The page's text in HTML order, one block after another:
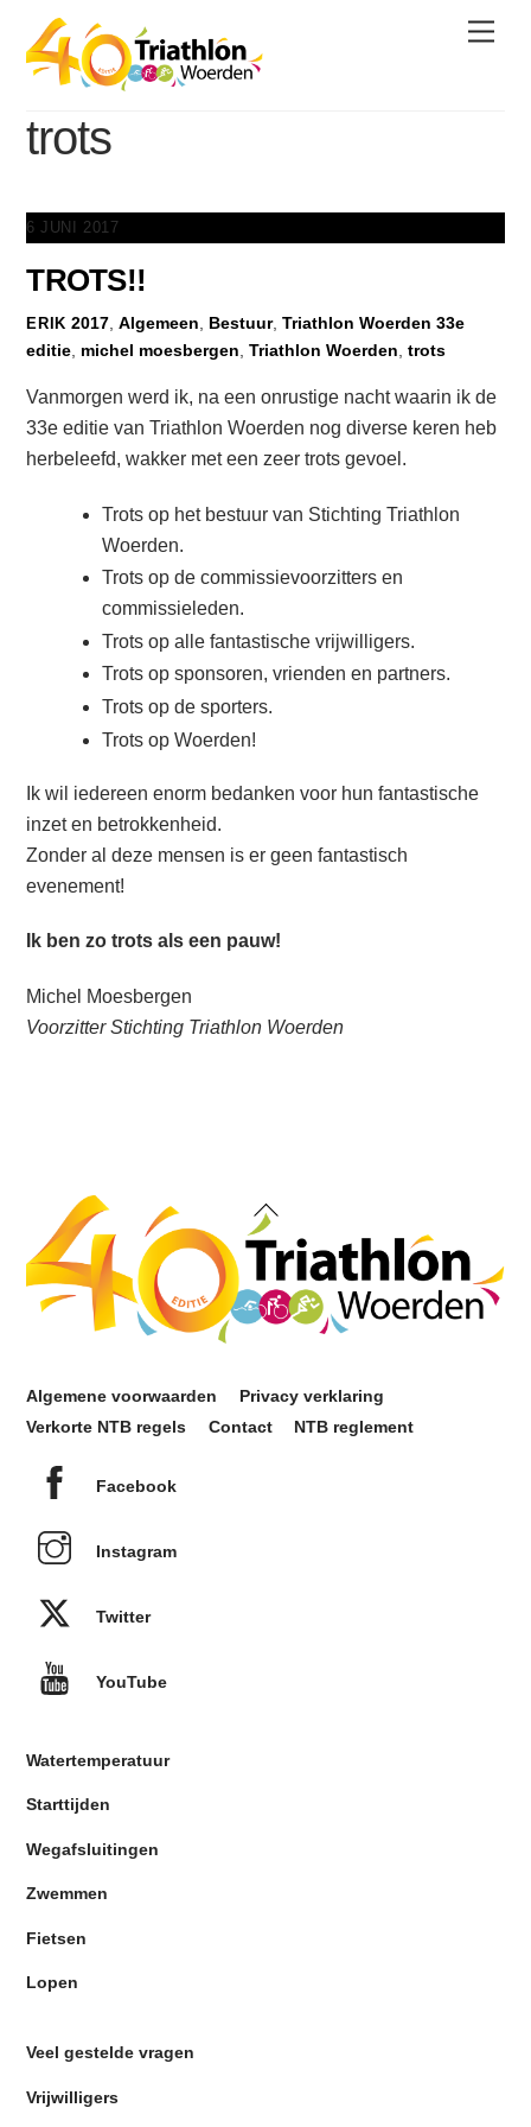
content
trots
6 JUNI 2017
TROTS!!
ERIK 2017, Algemeen, Bestuur, Triathlon Woerden 33e
editie, michel moesbergen,Triathlon Woerden,trots
Vanmorgen werd ik, na een onrustige nacht waarin ik de
33e editie van Triathlon Woerden nog diverse keren heb
herbeleefd, wakker met een zeer trots gevoel.
Trots op het bestuur van Stichting Triathlon
Woerden.
Trots op de commissievoorzitters en
commissieleden.
Trots op alle fantastische vrijwilligers.
Trots op sponsoren, vrienden en partners.
Trots op de sporters.
Trots op Woerden!
Ik wil iedereen enorm bedanken voor hun fantastische
inzet en betrokkenheid.
Zonder al deze mensen is er geen fantastisch
evenement!
Ik ben zo trots als een pauw!
Michel Moesbergen
Voorzitter Stichting Triathlon Woerden
Back
To
Top
Algemene voorwaarden
Privacy verklaring
Verkorte NTB regels
Contact NTB reglement
Facebook
Instagram
Twitter
YouTube
Watertemperatuur
Starttijden
Wegafsluitingen
Zwemmen
Fietsen
Lopen
Veel gestelde vragen
Vrijwilligers